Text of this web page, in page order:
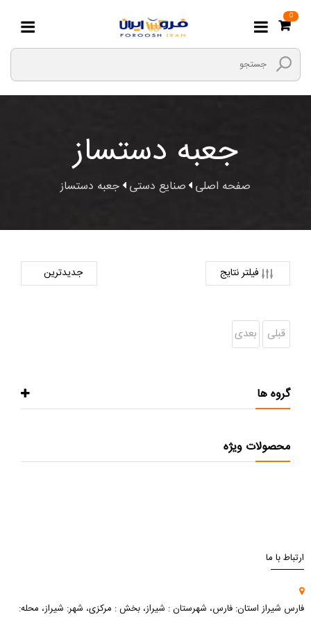
0
جعبه دستساز
صفحه اصلی صنایع دستی جعبه دستساز
فیلتر نتایج
قبلی بعدی
گروه ها
محصولات ویژه
ارتباط با ما
فارس شیراز استان: فارس، شهرستان : شیراز، بخش : مرکزی، شهر: شیراز، محله: